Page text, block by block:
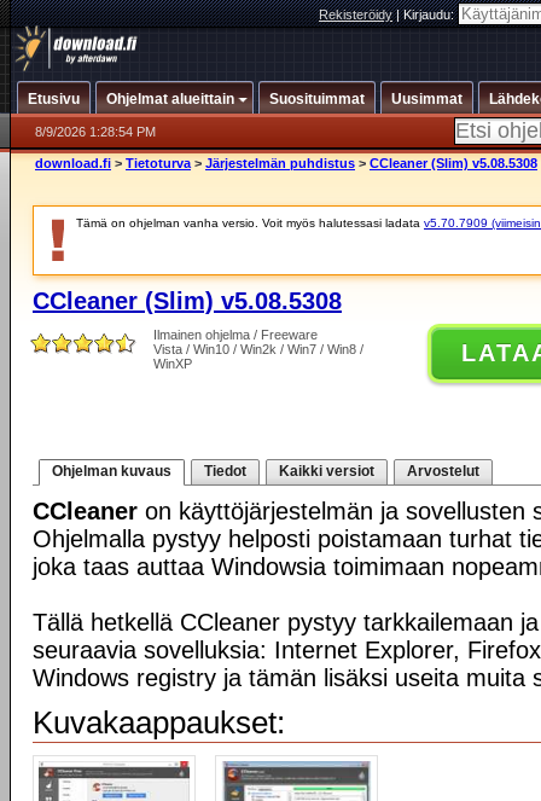
Rekisteröidy|Kirjaudu:
Etusivu Ohjelmat alueittain Suosituimmat Uusimmat
8/9/2026 1:28:54 PM
download.fi > Tietoturva > Järjestelmän puhdistus > CCleaner (Slim) v5.08.5308
Tämä on ohjelman vanha versio. Voit myös halutessasi ladata v5.70.7909
CCleaner (Slim) v5.08.5308
Ilmainen ohjelma / Freeware
Vista / Win10 / Win2k / Win7 / Win8 /
WinXP
Ohjelman kuvaus Tiedot Kaikki versiot Arvostelut
CCleaner on käyttöjärjestelmän ja sovellusten
Ohjelmalla pystyy helposti poistamaan turhat
joka taas auttaa Windowsia toimimaan
Tällä hetkellä CCleaner pystyy tarkkailemaan
seuraavia sovelluksia: Internet Explorer,
Windows registry ja tämän lisäksi useita muita
Kuvakaappaukset: